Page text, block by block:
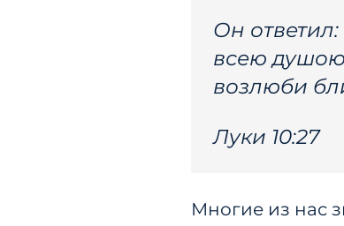
Он
всею
возлюби
Луки 10:27
Многие из нас